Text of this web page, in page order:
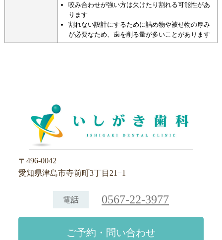
咬み合わせが強い方は欠けたり割れる可能性があ
ります
割れない設計にするために詰め物や被せ物の厚み
が必要なため、歯を削る量が多いことがあります
〒496-0042
愛知県津島市寺前町3丁目21−1
電話 0567-22-3977
ご予約・問い合わせ